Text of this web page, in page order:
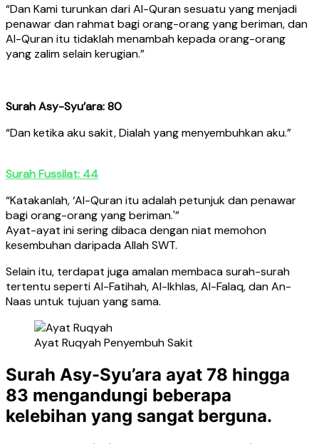
“Dan Kami turunkan dari Al-Quran sesuatu yang menjadi
penawar dan rahmat bagi orang-orang yang beriman, dan
Al-Quran itu tidaklah menambah kepada orang-orang
yang zalim selain kerugian.”
Surah Asy-Syu’ara: 80
“Dan ketika aku sakit, Dialah yang menyembuhkan aku.”
Surah Fussilat: 44
“Katakanlah, ‘Al-Quran itu adalah petunjuk dan penawar
bagi orang-orang yang beriman.'”
Ayat-ayat ini sering dibaca dengan niat memohon
kesembuhan daripada Allah SWT.
Selain itu, terdapat juga amalan membaca surah-surah
tertentu seperti Al-Fatihah, Al-Ikhlas, Al-Falaq, dan An-
Naas untuk tujuan yang sama.
Ayat Ruqyah Penyembuh Sakit
Surah Asy-Syu’ara ayat 78 hingga
83 mengandungi beberapa
kelebihan yang sangat berguna.